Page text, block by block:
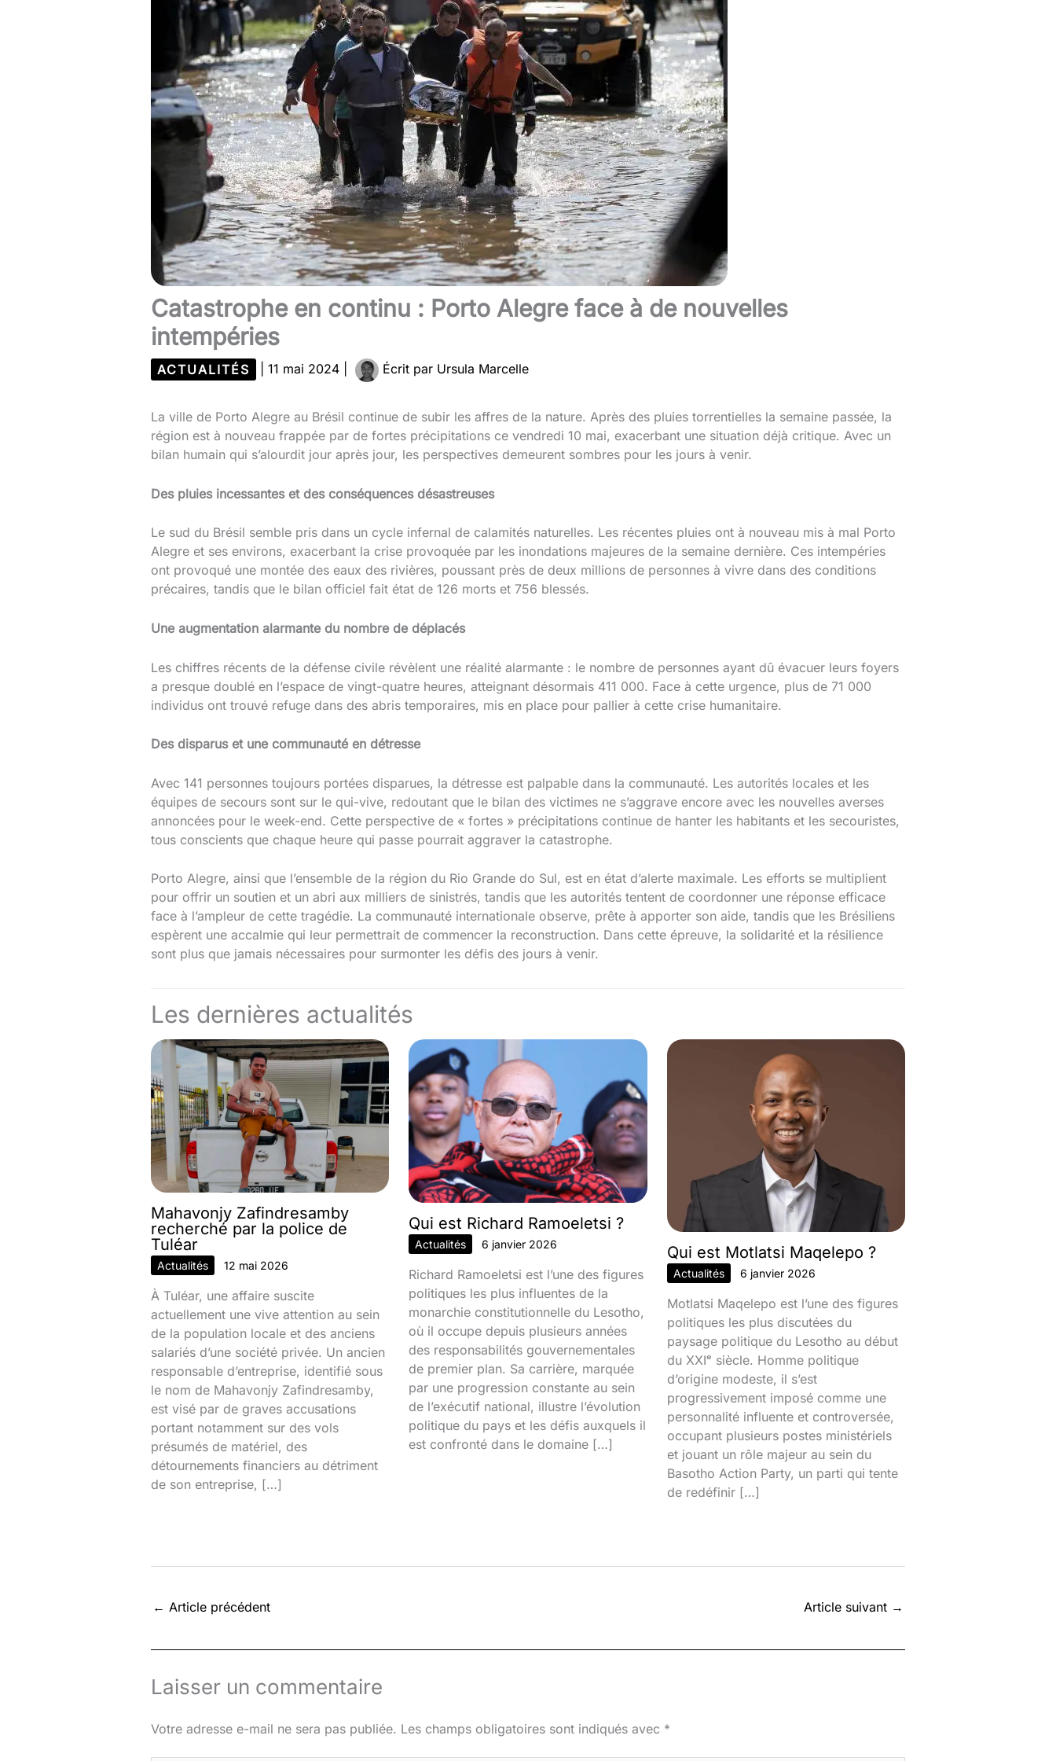
Catastrophe en continu : Porto Alegre face à de nouvelles
intempéries
ACTUALITÉS 11 mai 2024 Écrit par Ursula Marcelle
La ville de Porto Alegre au Brésil continue de subir les affres de la nature. Après des pluies torrentielles la semaine passée, la
région est à nouveau frappée par de fortes précipitations ce vendredi 10 mai, exacerbant une situation déjà critique. Avec un
bilan humain qui s’alourdit jour après jour, les perspectives demeurent sombres pour les jours à venir.
Des pluies incessantes et des conséquences désastreuses
Le sud du Brésil semble pris dans un cycle infernal de calamités naturelles. Les récentes pluies ont à nouveau mis à mal Porto
Alegre et ses environs, exacerbant la crise provoquée par les inondations majeures de la semaine dernière. Ces intempéries
ont provoqué une montée des eaux des rivières, poussant près de deux millions de personnes à vivre dans des conditions
précaires, tandis que le bilan officiel fait état de 126 morts et 756 blessés.
Une augmentation alarmante du nombre de déplacés
Les chiffres récents de la défense civile révèlent une réalité alarmante : le nombre de personnes ayant dû évacuer leurs foyers
a presque doublé en l’espace de vingt-quatre heures, atteignant désormais 411 000. Face à cette urgence, plus de 71 000
individus ont trouvé refuge dans des abris temporaires, mis en place pour pallier à cette crise humanitaire.
Des disparus et une communauté en détresse
Avec 141 personnes toujours portées disparues, la détresse est palpable dans la communauté. Les autorités locales et les
équipes de secours sont sur le qui-vive, redoutant que le bilan des victimes ne s’aggrave encore avec les nouvelles averses
annoncées pour le week-end. Cette perspective de « fortes » précipitations continue de hanter les habitants et les secouristes,
tous conscients que chaque heure qui passe pourrait aggraver la catastrophe.
Porto Alegre, ainsi que l’ensemble de la région du Rio Grande do Sul, est en état d’alerte maximale. Les efforts se multiplient
pour offrir un soutien et un abri aux milliers de sinistrés, tandis que les autorités tentent de coordonner une réponse efficace
face à l’ampleur de cette tragédie. La communauté internationale observe, prête à apporter son aide, tandis que les Brésiliens
espèrent une accalmie qui leur permettrait de commencer la reconstruction. Dans cette épreuve, la solidarité et la résilience
sont plus que jamais nécessaires pour surmonter les défis des jours à venir.
Les dernières actualités
Mahavonjy Zafindresamby
recherché par la police de
Tuléar
Actualités 12 mai 2026
À Tuléar, une affaire suscite
actuellement une vive attention au sein
de la population locale et des anciens
salariés d’une société privée. Un ancien
responsable d’entreprise, identifié sous
le nom de Mahavonjy Zafindresamby,
est visé par de graves accusations
portant notamment sur des vols
présumés de matériel, des
détournements financiers au détriment
de son entreprise, […]
Qui est Richard Ramoeletsi ?
Actualités 6 janvier 2026
Richard Ramoeletsi est l’une des figures
politiques les plus influentes de la
monarchie constitutionnelle du Lesotho,
où il occupe depuis plusieurs années
des responsabilités gouvernementales
de premier plan. Sa carrière, marquée
par une progression constante au sein
de l’exécutif national, illustre l’évolution
politique du pays et les défis auxquels il
est confronté dans le domaine […]
Qui est Motlatsi Maqelepo ?
Actualités 6 janvier 2026
Motlatsi Maqelepo est l’une des figures
politiques les plus discutées du
paysage politique du Lesotho au début
du XXIᵉ siècle. Homme politique
d’origine modeste, il s’est
progressivement imposé comme une
personnalité influente et controversée,
occupant plusieurs postes ministériels
et jouant un rôle majeur au sein du
Basotho Action Party, un parti qui tente
de redéfinir […]
← Article précédent Article suivant →
Laisser un commentaire
Votre adresse e-mail ne sera pas publiée. Les champs obligatoires sont indiqués avec *